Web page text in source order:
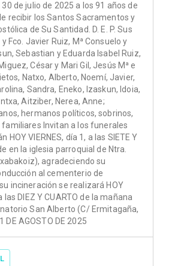
de julio de 2025 a los 91 años de
recibir los Santos Sacramentos y
de Su Santidad. D. E. P. Sus
Fco. Javier Ruiz, Mª Consuelo y
Sebastian y Eduarda Isabel Ruiz,
César y Mari Gil, Jesús Mª e
Natxo, Alberto, Noemí, Javier,
Sandra, Eneko, Izaskun, Idoia,
Aitziber, Nerea, Anne;
hermanos políticos, sobrinos,
Invitan a los funerales
HOY VIERNES, día 1, a las SIETE Y
en la iglesia parroquial de Ntra.
agradeciendo su
al cementerio de
incineración se realizará HOY
las DIEZ Y CUARTO de la mañana
San Alberto (C/ Ermitagaña,
DE AGOSTO DE 2025